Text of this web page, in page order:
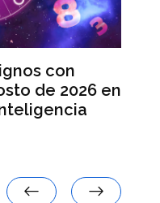
con
de 2026 en